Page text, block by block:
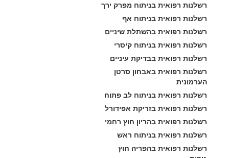
רשלנות רפואית בניתוח מפרק ירך
רשלנות רפואית בניתוח אף
רשלנות רפואית בהשתלת שיניים
רשלנות רפואית בניתוח קיסרי
רשלנות רפואית בבדיקת עיניים
רשלנות רפואית באבחון סרטן
הערמונית
רשלנות רפואית בניתוח לב פתוח
רשלנות רפואית בזריקת אפידורל
רשלנות רפואית בהריון חוץ רחמי
רשלנות רפואית בניתוח ראש
רשלנות רפואית בהפריה חוץ